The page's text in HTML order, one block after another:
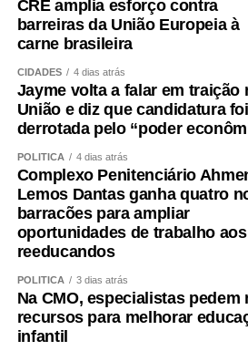
a realização da convenção.
A partir dessa decisão,
pessoas foram mobilizadas,
todo um projeto de campanha
Fiz isso de boa-fé, acreditando na
na seriedade de uma decisão
governar Mato Grosso.
Hoje fui comunicado pelo senador
de que outro nome será indicado
vice.
Não se trata apenas de uma
Trata-se da forma como a política é
Quem pretende governar um
CRE amplia esforço contra
barreiras da União Europeia à
carne brasileira
CIDADES 4 dias atrás
Jayme volta a falar em traição
União e diz que candidatura foi
derrotada pelo “poder
POLÍTICA 4 dias atrás
Complexo Penitenciário
Lemos Dantas ganha quatro
barracões para ampliar
oportunidades de trabalho aos
reeducandos
POLÍTICA 3 dias atrás
Na CMO, especialistas pedem
recursos para melhorar
infantil